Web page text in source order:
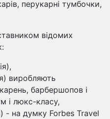
перукарні тумбочки,
відомих
виробляють
барбершопов і
і люкс-класу,
- на думку Forbes Travel